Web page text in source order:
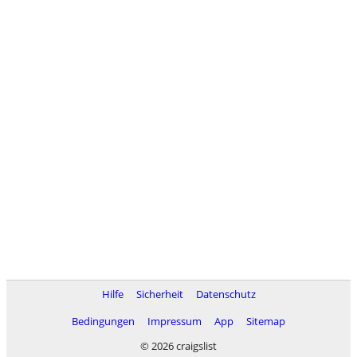
Hilfe Sicherheit
Datenschutz
Bedingungen
Impressum App
Sitemap
© 2026 craigslist